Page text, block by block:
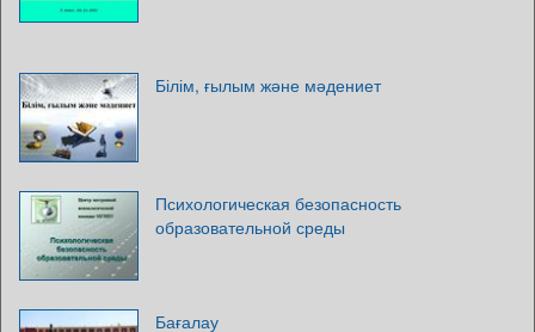
Білім, ғылым және мәдениет
Психологическая безопасность
образовательной среды
Бағалау